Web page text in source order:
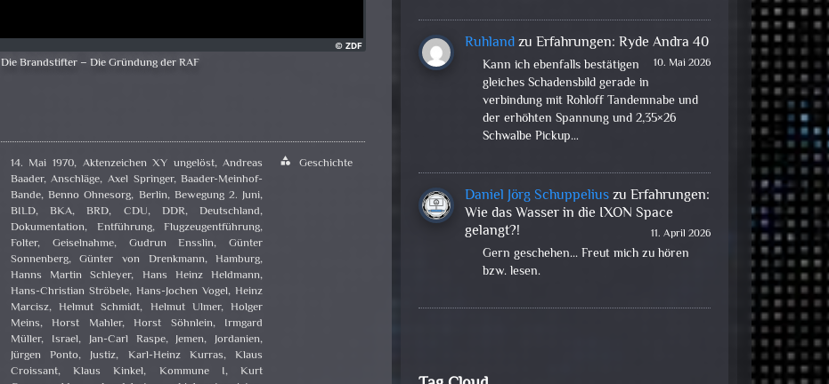
Die Brandstifter – Die Gründung der RAF
14. Mai 1970, Aktenzeichen XY ungelöst,Andreas
Baader,Anschläge,Axel Springer,Baader-Meinhof-
Bande,Benno Ohnesorg, Berlin, Bewegung 2. Juni,
BILD,BKA,BRD, CDU,DDR,Deutschland,
Dokumentation, Entführung,Flugzeugentführung,
Folter, Geiselnahme, Gudrun Ensslin,Günter
Sonnenberg,Günter von Drenkmann,Hamburg,
Hanns Martin Schleyer, Hans Heinz Heldmann,
Hans-Christian Ströbele,Hans-Jochen Vogel,Heinz
Marcisz,Helmut Schmidt, Helmut Ulmer,Holger
Meins,Horst Mahler,Horst Söhnlein, Irmgard
Müller, Israel, Jan-Carl Raspe,Jemen,Jordanien,
Jürgen Ponto,Justiz, Karl-Heinz Kurras,Klaus
Croissant,Klaus Kinkel, Kommune I,Kurt
category Geschichte
RuhlandzuErfahrungen: Ryde Andra 40
10. Mai 2026
Kann ich ebenfalls bestätigen
gleiches Schadensbild gerade in
verbindung mit Rohloff Tandemnabe und
der erhöhten Spannung und 2,35×26
Schwalbe Pickup…
Daniel Jörg SchuppeliuszuErfahrungen:
Wie das Wasser in die IXON Space
gelangt?!
11. April 2026
Gern geschehen... Freut mich zu hören
bzw. lesen.